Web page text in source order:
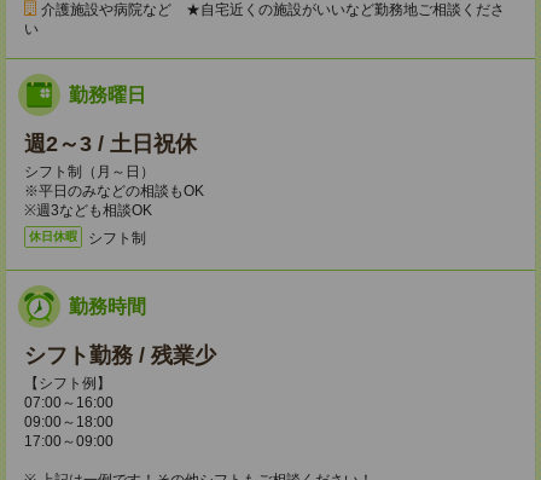
介護施設や病院など ★自宅近くの施設がいいなど勤務地ご相談くださ
い
勤務曜日
週2～3 / 土日祝休
シフト制（月～日）
※平日のみなどの相談もOK
※週3なども相談OK
休日休暇 シフト制
勤務時間
シフト勤務 / 残業少
【シフト例】
07:00～16:00
09:00～18:00
17:00～09:00